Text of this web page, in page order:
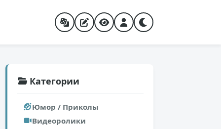
Категории
Юмор / Приколы
Видеоролики